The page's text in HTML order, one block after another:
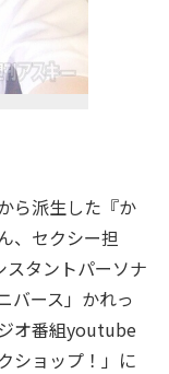
ら派生した『か
、セクシー担
タントパーソナ
バース」かれっ
オ番組youtube
ショップ！」に